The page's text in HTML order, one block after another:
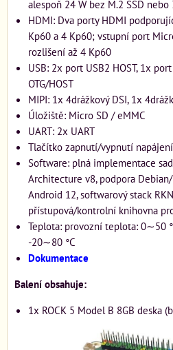
alespoň 24 W bez M.2 SSD nebo
HDMI: Dva porty HDMI
Kp60 a 4 Kp60; vstupní port
rozlišení až 4 Kp60
USB: 2x port USB2 HOST, 1x
OTG/HOST
MIPI: 1x 4drážkový DSI, 1x
Úložiště: Micro SD / eMMC
UART: 2x UART
Tlačítko zapnutí/vypnutí
Software: plná implementace
Architecture v8, podpora
Android 12, softwarový stack
přístupová/kontrolní knihovna
Teplota: provozní teplota: 0∼50
-20∼80 °C
Dokumentace
Balení obsahuje:
1x ROCK 5 Model B 8GB deska